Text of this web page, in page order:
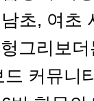
초, 여초
헝그리보
드 커뮤니